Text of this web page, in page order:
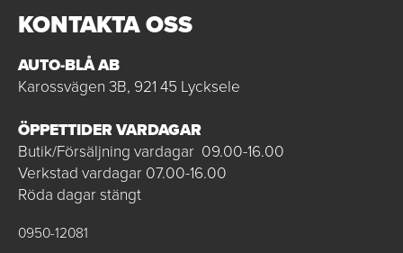
KONTAKTA OSS
AUTO-BLÅ AB
Karossvägen 3B, 921 45 Lycksele
ÖPPETTIDER VARDAGAR
Butik/Försäljning vardagar 09.00-16.00
Verkstad vardagar 07.00-16.00
Röda dagar stängt
0950-12081